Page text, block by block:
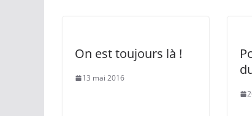
On est toujours là !
13 mai 2016